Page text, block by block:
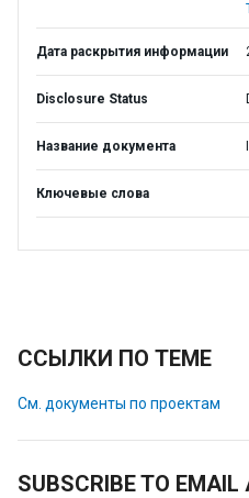
Дата раскрытия информации
Disclosure Status
Название документа
Ключевые слова
ССЫЛКИ ПО ТЕМЕ
См. документы по проектам
SUBSCRIBE TO EMAIL